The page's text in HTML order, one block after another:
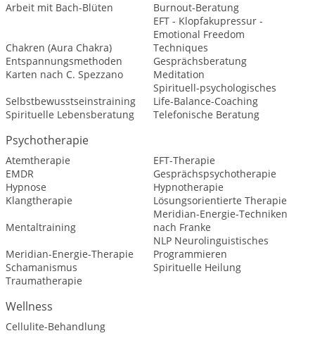
Arbeit mit Bach-Blüten Burnout-Beratung
Chakren (Aura Chakra)
EFT - Klopfakupressur -
Emotional Freedom
Techniques
Entspannungsmethoden
Gesprächsberatung
Karten nach C. Spezzano
Meditation
Selbstbewusstseinstraining
Spirituell-psychologisches
Life-Balance-Coaching
Spirituelle Lebensberatung
Telefonische Beratung
Psychotherapie
Atemtherapie
EFT-Therapie
EMDR
Gesprächspsychotherapie
Hypnose
Hypnotherapie
Klangtherapie
Lösungsorientierte Therapie
Mentaltraining
Meridian-Energie-Techniken
nach Franke
Meridian-Energie-Therapie
NLP Neurolinguistisches
Programmieren
Schamanismus
Spirituelle Heilung
Traumatherapie
Wellness
Cellulite-Behandlung